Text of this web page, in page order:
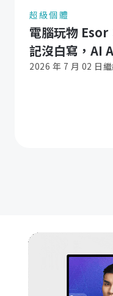
超級個體
電腦玩物
記沒白寫，AI
2026 年 7 月 02 日